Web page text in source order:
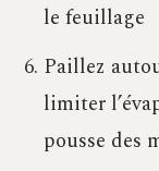
le feuillage
Paillez
limiter
pousse des